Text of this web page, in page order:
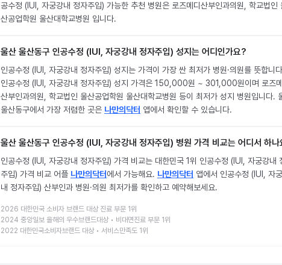
공수정 (IUI, 자궁강내 정자주입) 가능한 추천 병원은 로즈메디산부인과의원, 학교법인
산공업학원 울산대학교병원 입니다.
울산 울산동구 인공수정 (IUI, 자궁강내 정자주입) 성지는 어디인가요?
인공수정 (IUI, 자궁강내 정자주입) 성지는 가격이 가장 싼 최저가 병원·의원를 뜻합니
인공수정 (IUI, 자궁강내 정자주입) 성지 가격은 150,000원 ~ 301,000원이며 로즈메
산부인과의원, 학교법인 울산공업학원 울산대학교병원 등이 최저가 성지 병원입니다.
울산동구에서 가장 저렴한 곳은 나만의닥터 앱에서 확인할 수 있습니다.
울산 울산동구 인공수정 (IUI, 자궁강내 정자주입) 병원 가격 비교는 어디서 하나
인공수정 (IUI, 자궁강내 정자주입) 가격 비교는 대한민국 1위 인공수정 (IUI, 자궁강내
주입) 가격 비교 어플 나만의닥터에서 가능해요. 나만의닥터 앱에서 인공수정 (IUI, 자
내 정자주입) 산부인과 병원·의원 최저가를 확인하고 예약해보세요.
2026 대한민국 소비자 브랜드 대상 진료 부문 1위
2024 중앙일보 올해의 우수브랜드대상 • 비대면진료 부문 1위
2022 대한민국소비자브랜드 대상 • 서비스만족도 1위